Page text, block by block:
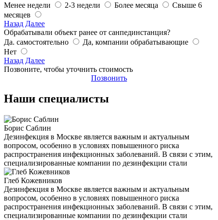
Менее недели
2-3 недели Более месяца
Свыше 6
месяцев
Назад Далее
Обрабатывали объект ранее от санпединстанция?
Да. самостоятельно
Да, компании обрабатывающие
Нет
Назад Далее
Позвоните, чтобы уточнить стоимость
Позвонить
Наши специалисты
Борис Саблин
Дезинфекция в Москве является важным и актуальным
вопросом, особенно в условиях повышенного риска
распространения инфекционных заболеваний. В связи с этим,
специализированные компании по дезинфекции стали
Глеб Кожевников
Дезинфекция в Москве является важным и актуальным
вопросом, особенно в условиях повышенного риска
распространения инфекционных заболеваний. В связи с этим,
специализированные компании по дезинфекции стали